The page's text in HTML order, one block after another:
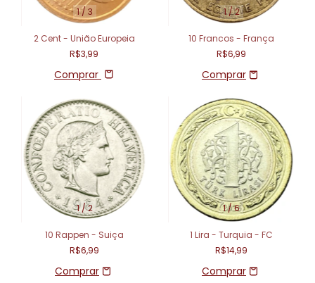
1/ 3
2 Cent - União Europeia
R$3,99
Comprar
1/2
10 Francos - França
R$6,99
1/2
10 Rappen - Suiça
R$6,99
1/6
1 Lira - Turquia - FC
R$14,99